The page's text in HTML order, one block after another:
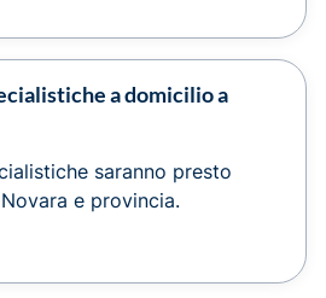
a domicilio a
saranno presto
e provincia.